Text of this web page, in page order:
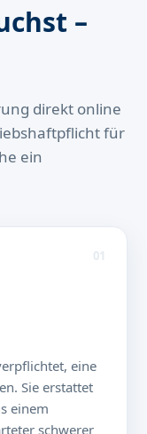
–
direkt online
für
ein
01
eine
Sie erstattet
einem
schwerer